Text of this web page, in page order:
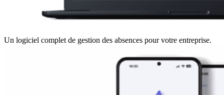
Un logiciel complet de gestion des absences pour votre entreprise.